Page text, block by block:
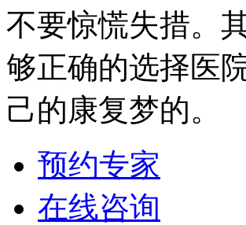
不要惊慌失措。
够正确的选择医
己的康复梦的。
预约专家
在线咨询